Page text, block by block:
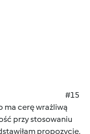
#15
ma cerę wrażliwą
przy stosowaniu
propozycje,